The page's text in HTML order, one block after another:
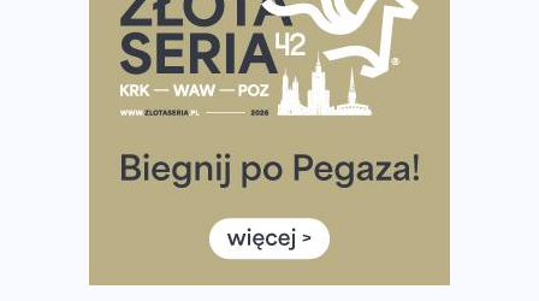
Już w tę sobotę 35. Bieg Powstania Warszawskiego.
Wystartuje rekordowa liczba uczestników
35. Bieg Powstania Warszawskiego – praktyczny
Ile razy w tygodniu biegać? 3 treningi wystarczą? Jak
często biegać, żeby robić postępy
Już w ten weekend! Przed nami Nocny Portowy Maraton
i Półmaraton Szczeciński. Wszystko, co warto wiedzieć